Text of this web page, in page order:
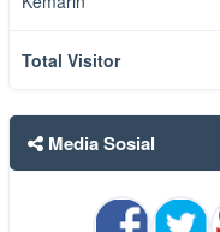
Total Visitor
Media Sosial